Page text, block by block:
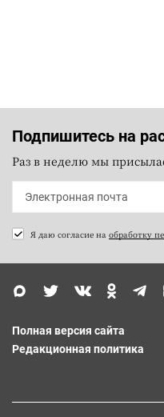
Подпишитесь на
Раз в неделю мы
Я даю согласие на обработку
Полная версия сайта
Редакционная политика